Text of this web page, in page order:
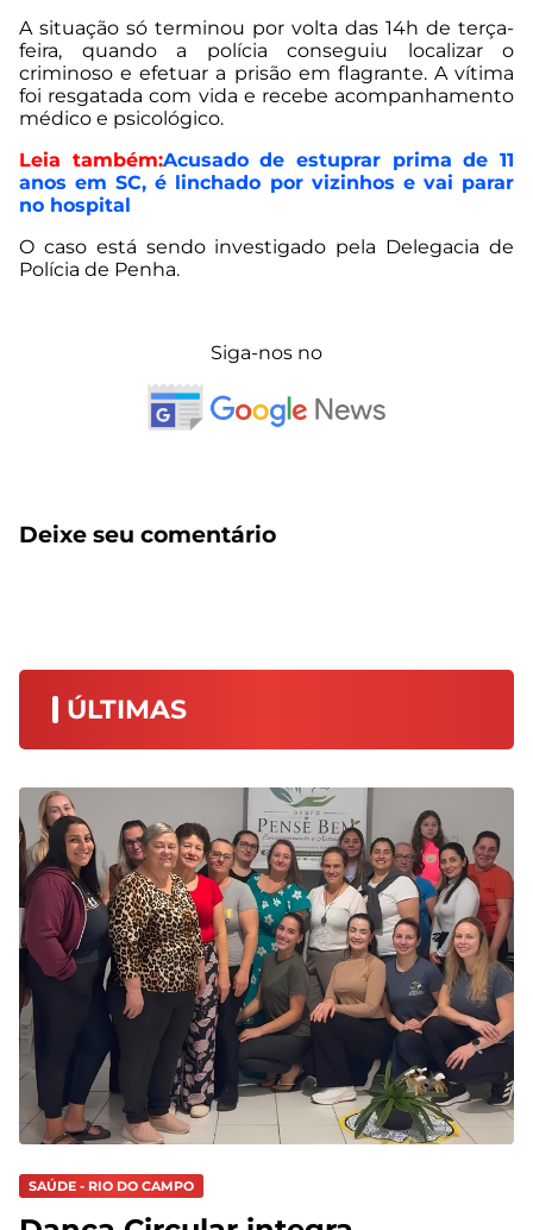
A situação só terminou por volta das 14h de terça-
feira, quando a polícia conseguiu localizar o
criminoso e efetuar a prisão em flagrante. A vítima
foi resgatada com vida e recebe acompanhamento
médico e psicológico.
Leia também:Acusado de estuprar prima de 11
anos em SC, é linchado por vizinhos e vai parar
no hospital
O caso está sendo investigado pela Delegacia de
Polícia de Penha.
Siga-nos no
Deixe seu comentário
ÚLTIMAS
SAÚDE - RIO DO CAMPO